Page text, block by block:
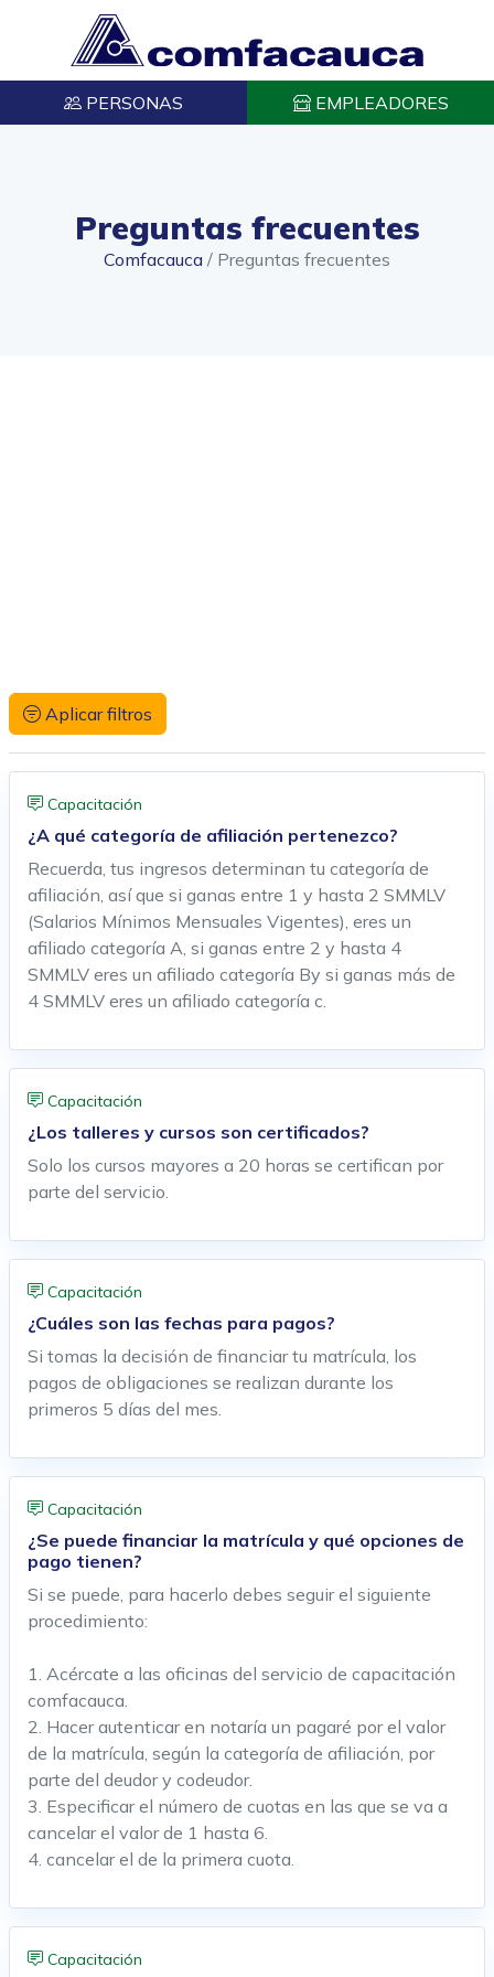
PERSONAS EMPLEADORES
Preguntas frecuentes
Comfacauca / Preguntas frecuentes
Aplicar filtros
Capacitación
¿A qué categoría de afiliación pertenezco?
Recuerda, tus ingresos determinan tu categoría de
afiliación, así que si ganas entre 1 y hasta 2 SMMLV
(Salarios Mínimos Mensuales Vigentes), eres un
afiliado categoría A, si ganas entre 2 y hasta 4
SMMLV eres un afiliado categoría By si ganas más de
4 SMMLV eres un afiliado categoría c.
Capacitación
¿Los talleres y cursos son certificados?
Solo los cursos mayores a 20 horas se certifican por
parte del servicio.
Capacitación
¿Cuáles son las fechas para pagos?
Si tomas la decisión de financiar tu matrícula, los
pagos de obligaciones se realizan durante los
primeros 5 días del mes.
Capacitación
¿Se puede financiar la matrícula y qué opciones de
pago tienen?
Si se puede, para hacerlo debes seguir el siguiente
procedimiento:
1. Acércate a las oficinas del servicio de capacitación
comfacauca.
2. Hacer autenticar en notaría un pagaré por el valor
de la matrícula, según la categoría de afiliación, por
parte del deudor y codeudor.
3. Especificar el número de cuotas en las que se va a
cancelar el valor de 1 hasta 6.
4. cancelar el de la primera cuota.
Capacitación